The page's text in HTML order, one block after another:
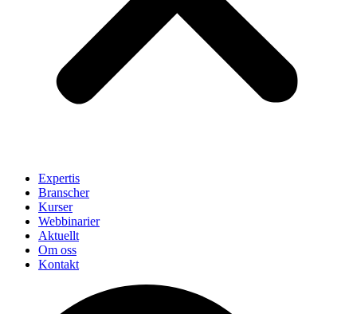
Expertis
Branscher
Kurser
Webbinarier
Aktuellt
Om oss
Kontakt